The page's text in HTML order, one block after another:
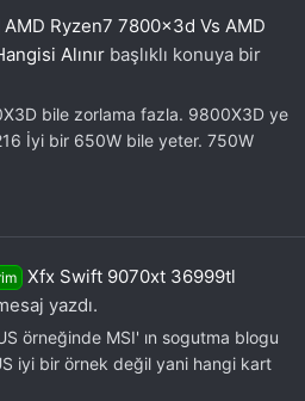
AMD Ryzen7 7800x3d Vs AMD
Alınır başlıklı konuya bir
bile zorlama fazla. 9800X3D ye
İyi bir 650W bile yeter. 750W
Xfx Swift 9070xt 36999tl
yazdı.
örneğinde MSI' ın sogutma blogu
iyi bir örnek değil yani hangi kart